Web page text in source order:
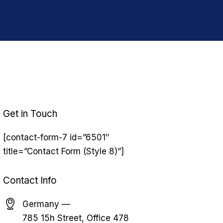
Get in Touch
[contact-form-7 id=”6501″
title=”Contact Form (Style 8)”]
Contact Info
Germany —
785 15h Street, Office 478